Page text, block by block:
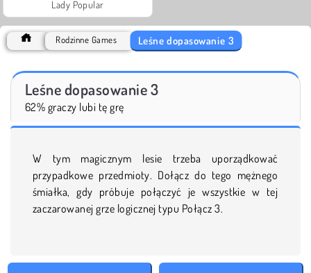
Lady Popular
Rodzinne Games Leśne dopasowanie 3
Leśne dopasowanie 3
62% graczy lubi tę grę
W tym magicznym lesie trzeba uporządkować
przypadkowe przedmioty. Dołącz do tego mężnego
śmiałka, gdy próbuje połączyć je wszystkie w tej
zaczarowanej grze logicznej typu Połącz 3.